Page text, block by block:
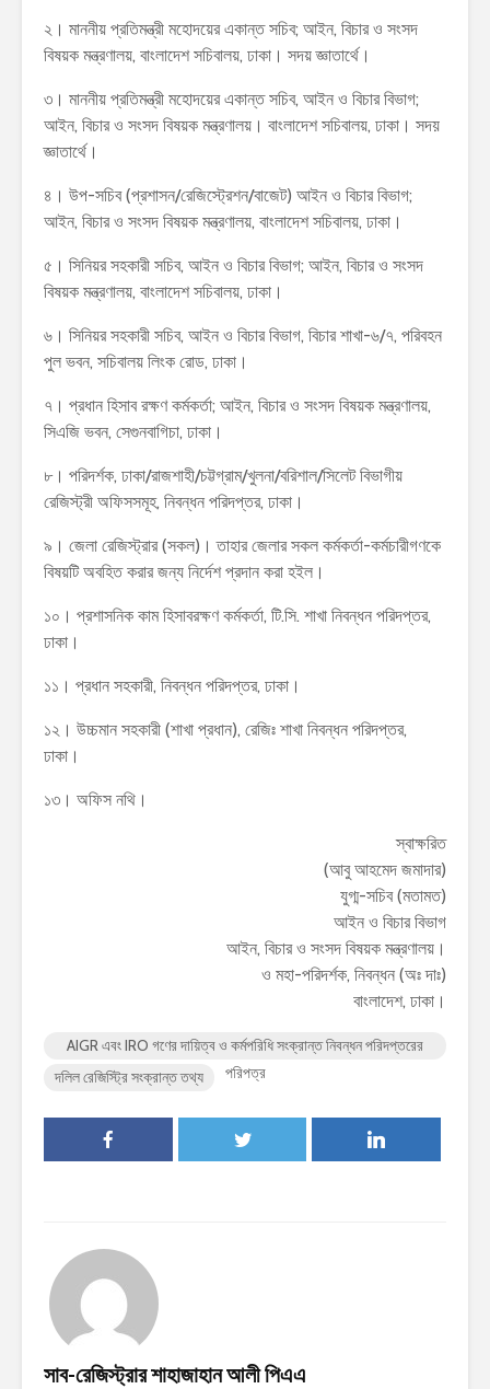
২। মাননীয় প্রতিমন্ত্রী মহোদয়ের একান্ত সচিব; আইন, বিচার ও সংসদ
বিষয়ক মন্ত্রণালয়, বাংলাদেশ সচিবালয়, ঢাকা। সদয় জ্ঞাতার্থে।
৩। মাননীয় প্রতিমন্ত্রী মহোদয়ের একান্ত সচিব, আইন ও বিচার বিভাগ;
আইন, বিচার ও সংসদ বিষয়ক মন্ত্রণালয়। বাংলাদেশ সচিবালয়, ঢাকা। সদয়
জ্ঞাতার্থে।
৪। উপ-সচিব (প্রশাসন/রেজিস্ট্রেশন/বাজেট) আইন ও বিচার বিভাগ;
আইন, বিচার ও সংসদ বিষয়ক মন্ত্রণালয়, বাংলাদেশ সচিবালয়, ঢাকা।
৫। সিনিয়র সহকারী সচিব, আইন ও বিচার বিভাগ; আইন, বিচার ও সংসদ
বিষয়ক মন্ত্রণালয়, বাংলাদেশ সচিবালয়, ঢাকা।
৬। সিনিয়র সহকারী সচিব, আইন ও বিচার বিভাগ, বিচার শাখা-৬/৭, পরিবহন
পুল ভবন, সচিবালয় লিংক রোড, ঢাকা।
৭। প্রধান হিসাব রক্ষণ কর্মকর্তা; আইন, বিচার ও সংসদ বিষয়ক মন্ত্রণালয়,
সিএজি ভবন, সেগুনবাগিচা, ঢাকা।
৮। পরিদর্শক, ঢাকা/রাজশাহী/চট্টগ্রাম/খুলনা/বরিশাল/সিলেট বিভাগীয়
রেজিস্ট্রী অফিসসমূহ, নিবন্ধন পরিদপ্তর, ঢাকা।
৯। জেলা রেজিস্ট্রার (সকল)। তাহার জেলার সকল কর্মকর্তা-কর্মচারীগণকে
বিষয়টি অবহিত করার জন্য নির্দেশ প্রদান করা হইল।
১০। প্রশাসনিক কাম হিসাবরক্ষণ কর্মকর্তা, টি.সি. শাখা নিবন্ধন পরিদপ্তর,
ঢাকা।
১১। প্রধান সহকারী, নিবন্ধন পরিদপ্তর, ঢাকা।
১২। উচ্চমান সহকারী (শাখা প্রধান), রেজিঃ শাখা নিবন্ধন পরিদপ্তর,
ঢাকা।
১৩। অফিস নথি।
স্বাক্ষরিত
(আবু আহমেদ জমাদার)
যুগ্ম-সচিব (মতামত)
আইন ও বিচার বিভাগ
আইন, বিচার ও সংসদ বিষয়ক মন্ত্রণালয়।
ও মহা-পরিদর্শক, নিবন্ধন (অঃ দাঃ)
বাংলাদেশ, ঢাকা।
AIGR এবং IRO গণের দায়িত্ব ও কর্মপরিধি সংক্রান্ত নিবন্ধন পরিদপ্তরের
পরিপত্র
দলিল রেজিস্ট্রি সংক্রান্ত তথ্য
সাব-রেজিস্ট্রার শাহাজাহান আলী পিএএ